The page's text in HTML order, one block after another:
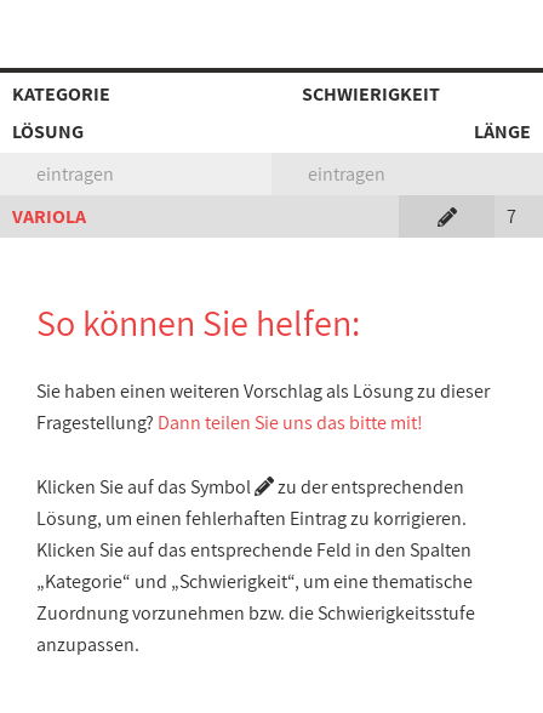
KATEGORIE
SCHWIERIGKEIT
LÖSUNG
LÄNGE
eintragen
eintragen
VARIOLA
7
So können Sie helfen:
Sie haben einen weiteren Vorschlag als Lösung zu dieser
Fragestellung? Dann teilen Sie uns das bitte mit!
Klicken Sie auf das Symbol
zu der entsprechenden
Lösung, um einen fehlerhaften Eintrag zu korrigieren.
Klicken Sie auf das entsprechende Feld in den Spalten
„Kategorie“ und „Schwierigkeit“, um eine thematische
Zuordnung vorzunehmen bzw. die Schwierigkeitsstufe
anzupassen.